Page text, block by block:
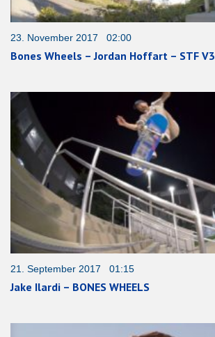
23. November 2017 02:00
Bones Wheels – Jordan Hoffart – STF V3
21. September 2017 01:15
Jake Ilardi – BONES WHEELS